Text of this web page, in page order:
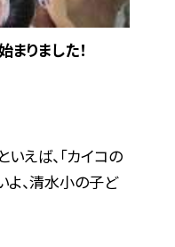
りました！
えば、「カイコの
よ、清水小の子ど